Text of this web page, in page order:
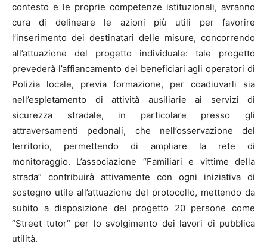
contesto e le proprie competenze istituzionali, avranno
cura di delineare le azioni più utili per favorire
l’inserimento dei destinatari delle misure, concorrendo
all’attuazione del progetto individuale: tale progetto
prevederà l’affiancamento dei beneficiari agli operatori di
Polizia locale, previa formazione, per coadiuvarli sia
nell’espletamento di attività ausiliarie ai servizi di
sicurezza stradale, in particolare presso gli
attraversamenti pedonali, che nell’osservazione del
territorio, permettendo di ampliare la rete di
monitoraggio. L’associazione “Familiari e vittime della
strada” contribuirà attivamente con ogni iniziativa di
sostegno utile all’attuazione del protocollo, mettendo da
subito a disposizione del progetto 20 persone come
“Street tutor” per lo svolgimento dei lavori di pubblica
utilità.